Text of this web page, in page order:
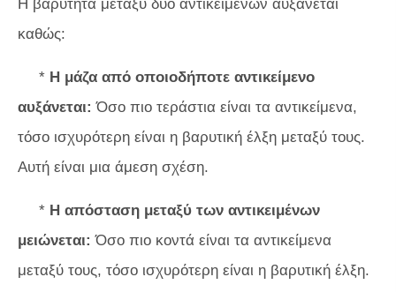
Η βαρύτητα μεταξύ δύο αντικειμένων αυξάνεται
καθώς:
* Η μάζα από οποιοδήποτε αντικείμενο
αυξάνεται: Όσο πιο τεράστια είναι τα αντικείμενα,
τόσο ισχυρότερη είναι η βαρυτική έλξη μεταξύ τους.
Αυτή είναι μια άμεση σχέση.
* Η απόσταση μεταξύ των αντικειμένων
μειώνεται: Όσο πιο κοντά είναι τα αντικείμενα
μεταξύ τους, τόσο ισχυρότερη είναι η βαρυτική έλξη.